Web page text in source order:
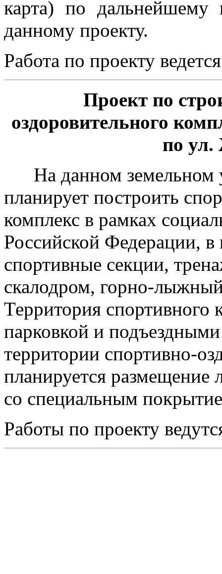
карта) по дальнейшему
данному проекту.
Работа по проекту
Проект по
оздоровительного
по ул.
На данном земельном
планирует построить
комплекс в рамках
Российской Федерации,
спортивные секции,
скалодром, горно-
Территория спортивного
парковкой и
территории спортивно-
планируется размещение
со специальным
Работы по проекту